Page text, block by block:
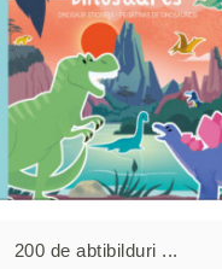
200 de abtibilduri ...